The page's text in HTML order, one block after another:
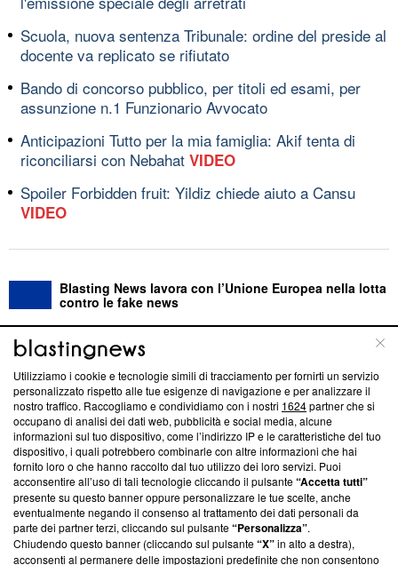
Scuola, nuova sentenza Tribunale: ordine del preside al
docente va replicato se rifiutato
Bando di concorso pubblico, per titoli ed esami, per
assunzione n.1 Funzionario Avvocato
Anticipazioni Tutto per la mia famiglia: Akif tenta di
riconciliarsi con Nebahat VIDEO
Spoiler Forbidden fruit: Yildiz chiede aiuto a Cansu
VIDEO
Blasting News lavora con l’Unione Europea nella lotta
contro le fake news
ABOUT LINEA EDITORIALE
Questa sezione offre informazioni trasparenti su Blasting
News, sui nostri processi editoriali e su come ci impegniamo a
creare news di qualità. Inoltre, afferma la nostra aderenza a
‘Trust Project - News with Integrity’Blasting News non è
ancora membro del programma, ma ha richiesto di farne
parte; Trust Project non ha ancora effettuato una verifica di
conformità agli standard.
Su di noi
Utilizziamo i cookie e tecnologie simili di tracciamento per fornirti un servizio
personalizzato rispetto alle tue esigenze di navigazione e per analizzare il
nostro traffico. Raccogliamo e condividiamo con i nostri 1624partner che si
occupano di analisi dei dati web, pubblicità e social media, alcune
informazioni sul tuo dispositivo, come l’indirizzo IP e le caratteristiche del tuo
dispositivo, i quali potrebbero combinarle con altre informazioni che hai
fornito loro o che hanno raccolto dal tuo utilizzo dei loro servizi. Puoi
acconsentire all’uso di tali tecnologie cliccando il pulsante“Accetta tutti”
presente su questo banner oppure personalizzare le tue scelte, anche
eventualmente negando il consenso al trattamento dei dati personali da
parte dei partner terzi, cliccando sul pulsante“Personalizza”.
Chiudendo questo banner (cliccando sul pulsante“X”in alto a destra),
acconsenti al permanere delle impostazioni predefinite che non consentono